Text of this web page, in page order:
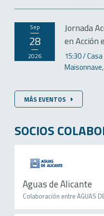
sep
28
2026
Jornada
en Acción
15:30
MÁS EVENTOS
SOCIOS
Aguas de Alicante
Colaboración entre AGUAS